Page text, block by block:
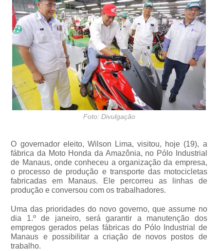
Foto: Divulgação
O governador eleito, Wilson Lima, visitou, hoje (19), a
fábrica da Moto Honda da Amazônia, no Pólo Industrial
de Manaus, onde conheceu a organização da empresa,
o processo de produção e transporte das motocicletas
fabricadas em Manaus. Ele percorreu as linhas de
produção e conversou com os trabalhadores.
Uma das prioridades do novo governo, que assume no
dia 1.º de janeiro, será garantir a manutenção dos
empregos gerados pelas fábricas do Pólo Industrial de
Manaus e possibilitar a criação de novos postos de
trabalho.